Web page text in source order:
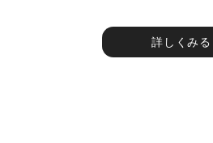
詳しくみる